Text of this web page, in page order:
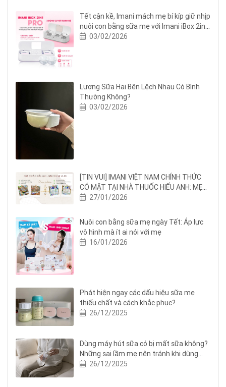
Tết cận kề, Imani mách mẹ bí kíp giữ nhịp
nuôi con bằng sữa mẹ với Imani iBox 2in1
Pro03/02/2026
Lượng Sữa Hai Bên Lệch Nhau Có Bình
Thường Không?
03/02/2026
[TIN VUI] IMANI VIỆT NAM CHÍNH THỨC
CÓ MẶT TẠI NHÀ THUỐC HIẾU ANH: MẸ
BỈM NGHỆ AN THÊM AN TÂM NUÔI CON
27/01/2026
Nuôi con bằng sữa mẹ ngày Tết: Áp lực
vô hình mà ít ai nói với mẹ
16/01/2026
Phát hiện ngay các dấu hiệu sữa mẹ
thiếu chất và cách khắc phục?
26/12/2025
Dùng máy hút sữa có bị mất sữa không?
Những sai lầm mẹ nên tránh khi dùng
máy hút sữa
26/12/2025